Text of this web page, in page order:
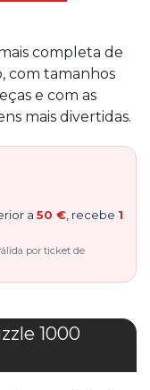
completa de
com tamanhos
e com as
mais divertidas.
a 50 € , recebe 1
por ticket de
1000